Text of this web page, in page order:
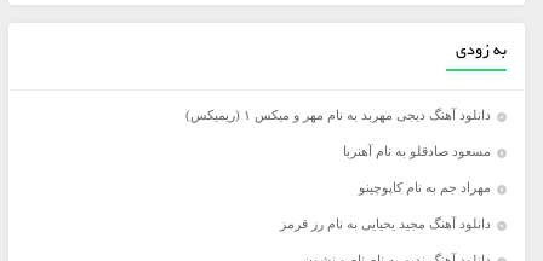
به زودی
دانلود آهنگ دیجی مهربد به نام مهر و میکس ۱ (ریمیکس)
مسعود صادقلو به نام آهنربا
مهراد جم به نام کاپوچینو
دانلود آهنگ مجید یحیایی به نام رز قرمز